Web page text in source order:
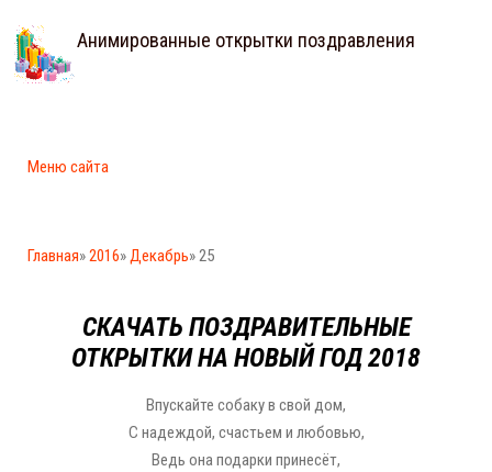
Анимированные открытки поздравления
Меню сайта
Главная»2016»Декабрь» 25
СКАЧАТЬ ПОЗДРАВИТЕЛЬНЫЕ
ОТКРЫТКИ НА НОВЫЙ ГОД 2018
Впускайте собаку в свой дом,
С надеждой, счастьем и любовью,
Ведь она подарки принесёт,